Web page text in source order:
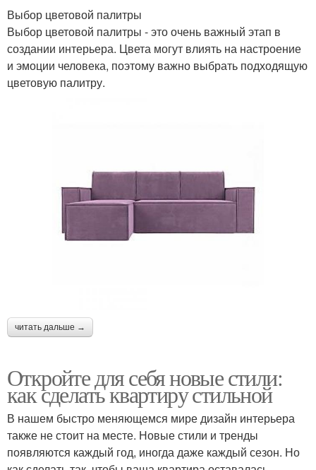
Выбор цветовой палитры
Выбор цветовой палитры - это очень важный этап в
создании интерьера. Цвета могут влиять на настроение
и эмоции человека, поэтому важно выбрать подходящую
цветовую палитру.
читать дальше →
Откройте для себя новые стили:
как сделать квартиру стильной
В нашем быстро меняющемся мире дизайн интерьера
также не стоит на месте. Новые стили и тренды
появляются каждый год, иногда даже каждый сезон. Но